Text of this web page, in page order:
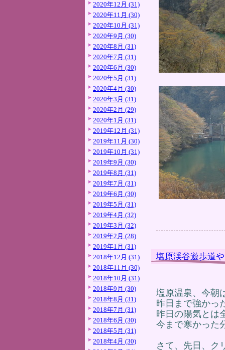
2020年12月 (31)
2020年11月 (30)
2020年10月 (31)
2020年9月 (30)
2020年8月 (31)
2020年7月 (31)
2020年6月 (30)
2020年5月 (31)
2020年4月 (30)
2020年3月 (31)
2020年2月 (29)
2020年1月 (31)
2019年12月 (31)
2019年11月 (30)
2019年10月 (31)
2019年9月 (30)
2019年8月 (31)
2019年7月 (31)
2019年6月 (30)
2019年5月 (31)
2019年4月 (32)
2019年3月 (32)
2019年2月 (28)
2019年1月 (31)
2018年12月 (31)
2018年11月 (30)
2018年10月 (31)
2018年9月 (30)
2018年8月 (31)
2018年7月 (31)
2018年6月 (30)
2018年5月 (31)
2018年4月 (30)
塩原渓谷遊歩道
塩原温泉、今朝
昨日まで強かっ
昨日の陽気とは
今まで寒かった
さて、先日、ク